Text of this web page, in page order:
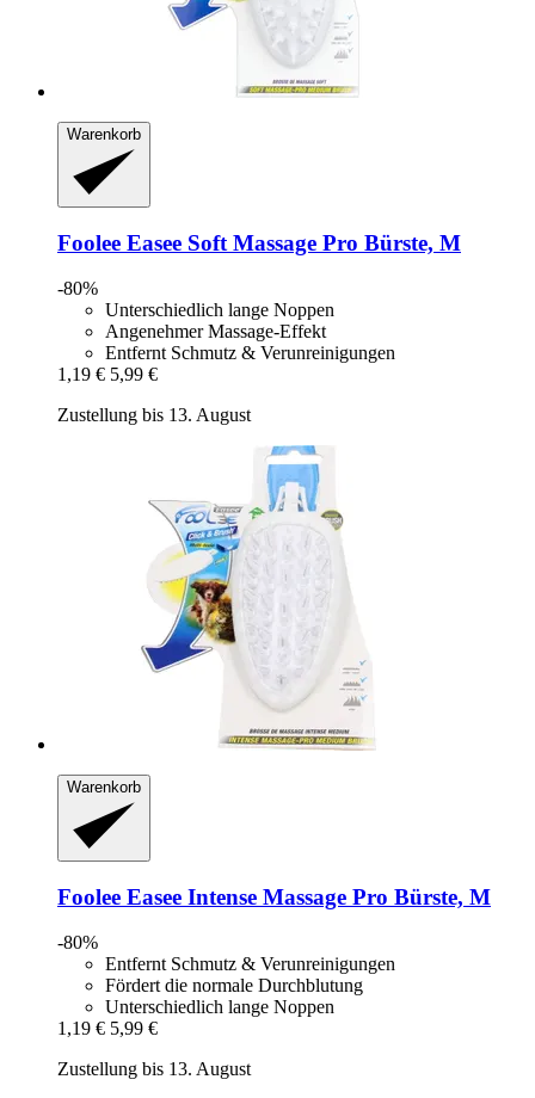
Warenkorb
Foolee Easee Soft Massage Pro Bürste, M
-80%
Unterschiedlich lange Noppen
Angenehmer Massage-Effekt
Entfernt Schmutz & Verunreinigungen
1,19 € 5,99 €
Zustellung bis 13. August
Warenkorb
Foolee Easee Intense Massage Pro Bürste, M
-80%
Entfernt Schmutz & Verunreinigungen
Fördert die normale Durchblutung
Unterschiedlich lange Noppen
1,19 € 5,99 €
Zustellung bis 13. August